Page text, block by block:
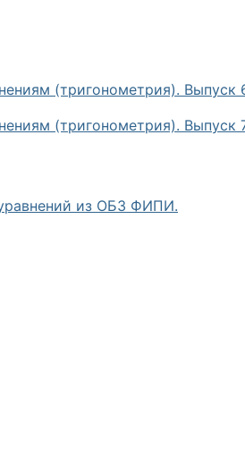
(тригонометрия). Выпуск
(тригонометрия). Выпуск
из ОБЗ ФИПИ.